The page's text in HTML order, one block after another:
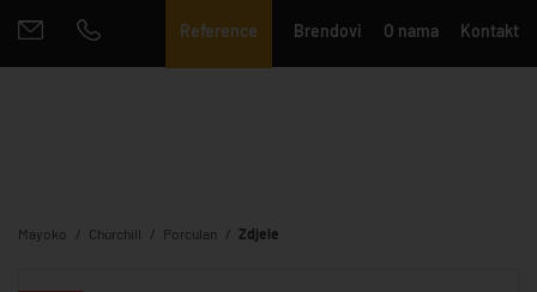
Reference Brendovi O nama Kontakt
Mayoko Churchill Porculan Zdjele